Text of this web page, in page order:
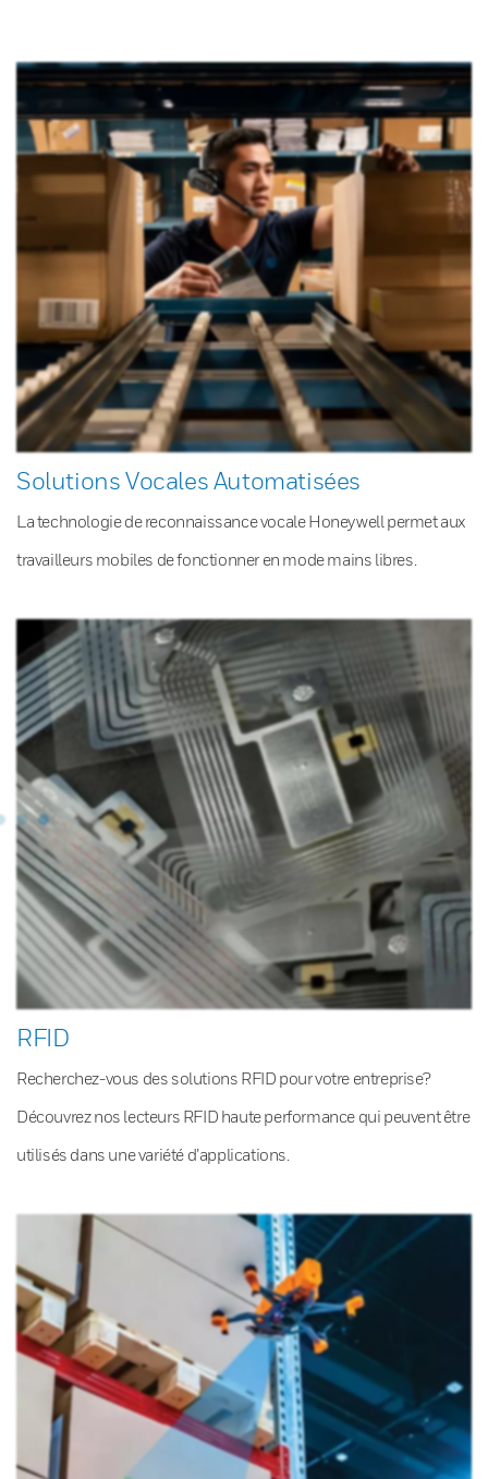
Solutions Vocales Automatisées
La technologie de reconnaissance vocale Honeywell permet aux
travailleurs mobiles de fonctionner en mode mains libres.
RFID
Recherchez-vous des solutions RFID pour votre entreprise?
Découvrez nos lecteurs RFID haute performance qui peuvent être
utilisés dans une variété d’applications.